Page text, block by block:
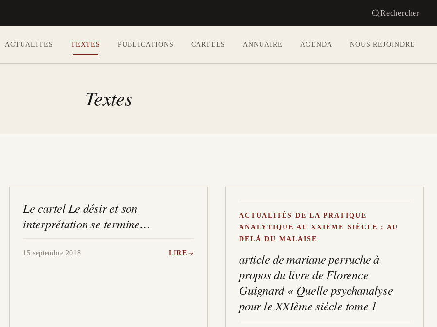
Rechercher
Aller au contenu principal
ACTUALITÉS TEXTES PUBLICATIONS CARTELS ANNUAIRE AGENDA NOUS REJOINDRE
Textes
Le cartel Le désir et son
interprétation se termine…
15 septembre 2018 LIRE
ACTUALITÉS DE LA PRATIQUE
ANALYTIQUE AU XXIÈME SIÈCLE : AU
DELÀ DU MALAISE
article de mariane perruche à
propos du livre de Florence
Guignard « Quelle psychanalyse
pour le XXIème siècle tome 1